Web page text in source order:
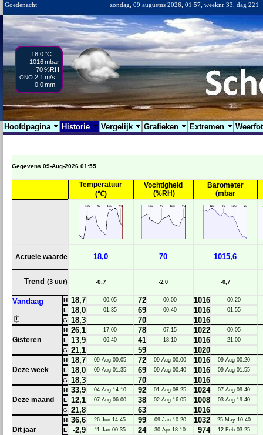
Goedenacht zondag, 09 augustus 2026, 01:57, weeknr 33, dag 221
18,0°C
1016mbar
70%RH
ONO 2,1 m/s
0,0mm
Hoofdpagina Historie Vergelijk Grafieken Extremen
Gegevens 09-Aug-2026 01:55
Temperatuur
(℃)
Vochtigheid
(%RH)
Barometer
(mbar
Actuele waarde 18,0 70 1015,6
Trend (3 uur) -0,7 -2,0 -0,7
Vandaag H 18,7 00:05 72 00:00 1016 00:20
L 18,0 01:35 69 00:40 1016 01:55
G 18,3 70 1016
Gisteren
H 26,1 17:00 78 07:15 1022 00:05
L 13,9 06:40 41 18:10 1016 21:00
G 21,1 59 1020
Deze week
H 18,7 09-Aug 00:05 72 09-Aug 00:00 1016 09-Aug 00:20
L 18,0 09-Aug 01:35 69 09-Aug 00:40 1016 09-Aug 01:55
G 18,3 70 1016
Deze maand
H 33,9 04-Aug 14:10 92 01-Aug 08:25 1024 07-Aug 09:40
L 12,1 07-Aug 06:00 38 02-Aug 16:05 1008 03-Aug 19:40
G 21,8 63 1016
Dit jaar
H 36,6 26-Jun 14:45 99 09-Jan 10:20 1032 25-May 10:40
L -2,9 11-Jan 00:35 24 30-Apr 18:10 974 12-Feb 03:25